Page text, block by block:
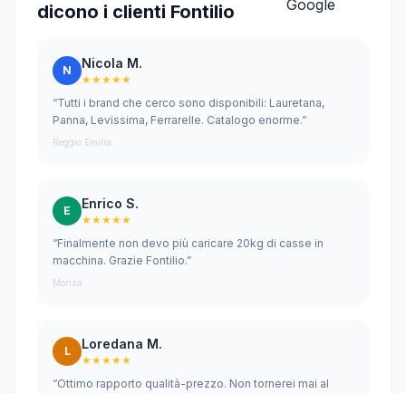
dicono i clienti Fontilio
N Nicola M.
★★★★★
“Tutti i brand che cerco sono disponibili: Lauretana,
Panna, Levissima, Ferrarelle. Catalogo enorme.”
Reggio Emilia
E Enrico S.
★★★★★
“Finalmente non devo più caricare 20kg di casse in
macchina. Grazie Fontilio.”
Monza
L Loredana M.
★★★★★
“Ottimo rapporto qualità-prezzo. Non tornerei mai al